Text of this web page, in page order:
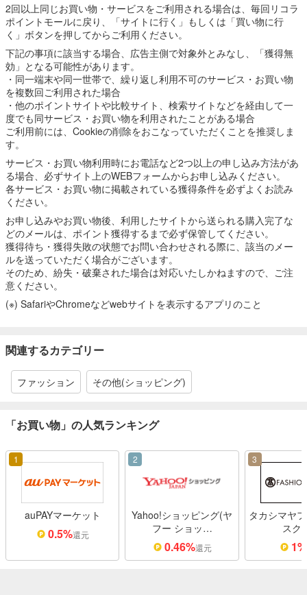
2回以上同じお買い物・サービスをご利用される場合は、毎回リコラ
ポイントモールに戻り、「サイトに行く」もしくは「買い物に行
く」ボタンを押してからご利用ください。
下記の事項に該当する場合、広告主側で対象外とみなし、「獲得無
効」となる可能性があります。
・同一端末や同一世帯で、繰り返し利用不可のサービス・お買い物
を複数回ご利用された場合
・他のポイントサイトや比較サイト、検索サイトなどを経由して一
度でも同サービス・お買い物を利用されたことがある場合
ご利用前には、Cookieの削除をおこなっていただくことを推奨しま
す。
サービス・お買い物利用時にお電話など2つ以上の申し込み方法があ
る場合、必ずサイト上のWEBフォームからお申し込みください。
各サービス・お買い物に掲載されている獲得条件を必ずよくお読み
ください。
お申し込みやお買い物後、利用したサイトから送られる購入完了な
どのメールは、ポイント獲得するまで必ず保管してください。
獲得待ち・獲得失敗の状態でお問い合わせされる際に、該当のメー
ルを送っていただく場合がございます。
そのため、紛失・破棄された場合は対応いたしかねますので、ご注
意ください。
(※) SafariやChromeなどwebサイトを表示するアプリのこと
関連するカテゴリー
ファッション その他(ショッピング)
「お買い物」の人気ランキング
1
auPAYマーケット
0.5%還元
2
Yahoo!ショッピング(ヤ
フー ショッ…
0.46%還元
3
タカシマヤ
スク
1%